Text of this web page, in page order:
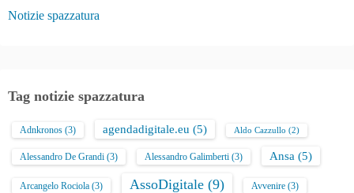
Notizie spazzatura
Tag notizie spazzatura
Adnkronos (3) agendadigitale.eu (5) Aldo Cazzullo (2)
Alessandro De Grandi (3) Alessandro Galimberti (3) Ansa (5)
Arcangelo Rociola (3) AssoDigitale (9) Avvenire (3)